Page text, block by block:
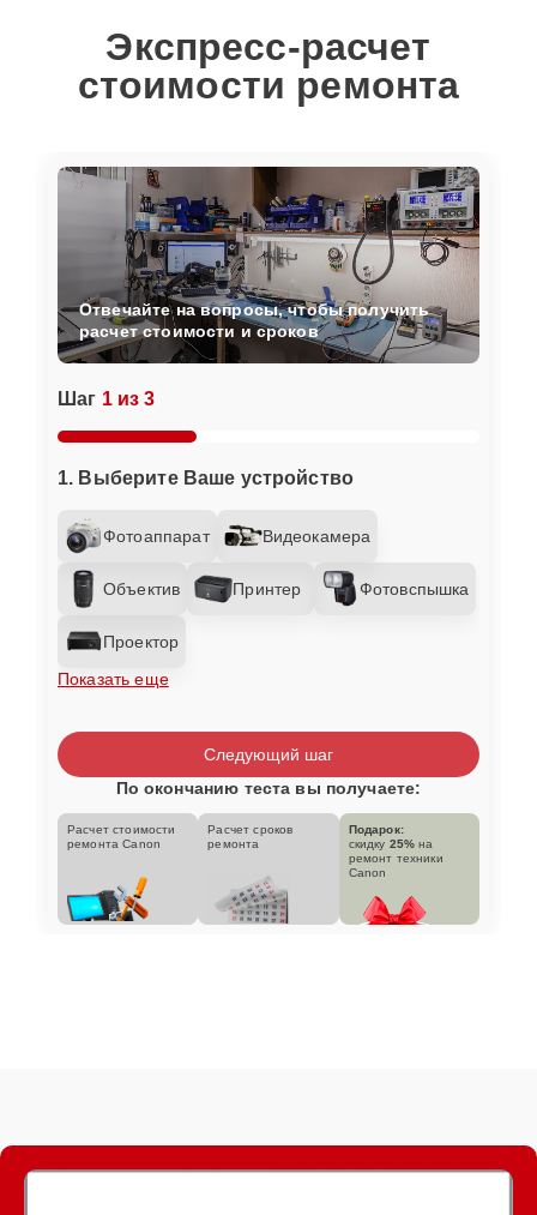
Экспресс-расчет
стоимости ремонта
Шаг 1 из 3
1. Выберите Ваше устройство
Фотоаппарат Видеокамера
Объектив Принтер Фотовспышка
Проектор
Показать еще
Отвечайте на вопросы, чтобы получить
расчет стоимости и сроков
Следующий шаг
По окончанию теста вы получаете:
Расчет стоимости
ремонта Canon
Расчет сроков
ремонта
Подарок:
скидку 25% на
ремонт техники
Canon